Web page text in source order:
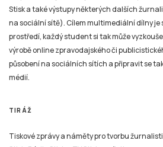
prostředí, každý student si tak může
výrobě online zpravodajského či
působení na sociálních sítích a připravit se
médií.
TIRÁŽ
Tiskové zprávy a náměty pro tvorbu
email stisk.munimedia@gmail.com